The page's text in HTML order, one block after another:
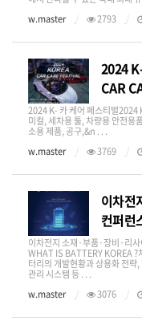
w.master
2793
2024
CAR
2024 K- 카 케어 페스티벌2024
미컬, 세차용 툴, 차량용 안전용
소용 제품, 공구,&n . . .
w.master
3769
이차전
컨퍼런
이차전지 소재·부품·장비·리
WHAT IS BATTERY KOREA ?
터리의 개발현황과 상용화 전략
관리 시스템 등 . . .
w.master
3076